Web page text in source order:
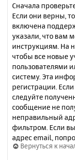
Сначала
Если они верны,
включена
указали, что вам
инструкциям. На
чтобы все новые
пользователями
систему. Эта
регистрации.
следуйте
сообщение не
неправильный
фильтром. Если
адрес email,
Вернуться к